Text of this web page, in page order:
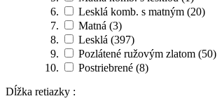
Lesklá komb. s matným (20)
Matná (3)
Lesklá (397)
Pozlátené ružovým zlatom (50)
Postriebrené (8)
Dĺžka retiazky :